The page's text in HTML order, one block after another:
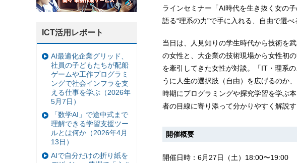
ラインセミナー「AI時代を生き抜く女の
語る“理系の力”で手に入れる、自由で選べ
当日は、人見知りの学生時代から技術を
の女性と、大企業の技術現場から女性初
を牽引してきた女性が対談。「IT・理系
うに人生の選択肢（自由）を広げるのか
時期にプログラミングや探究学習を学ぶ
者の目線に寄り添って分かりやすく解説す
開催概要
開催日時：6月27日（土）18:00〜19:00
ICT活用レポート
AI最適化企業グリッド、
社員の子どもたちが配船
ゲームや工作プログラミ
ングで社会インフラを支
える仕事を学ぶ（2026年
5月7日）
「数学AI」で途中式まで
理解できる学習支援ツー
ルとは何か（2026年4月
13日）
AIで自分だけの折り紙を